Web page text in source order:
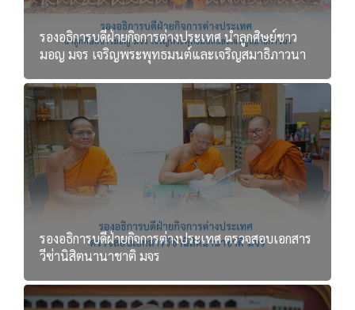
รองอธิการบดีฝ่ายกิจการต่างประเทศ นำลูกศิษย์ชาว
มอญ มจร เจริญพระพุทธมนต์และเจริญสมาธิภาวนา
รองอธิการบดีฝ่ายกิจการต่างประเทศ ตรวจสอบเอกสาร
วีซ่านิสิตนานาชาติ มจร